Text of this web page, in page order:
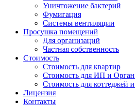
Уничтожение бактерий
Фумигация
Системы вентиляции
Просушка помещений
Для организаций
Частная собственность
Стоимость
Стоимость для квартир
Стоимость для ИП и
Стоимость для коттеджей
Лицензия
Контакты